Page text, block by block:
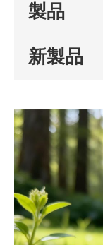
製品
新製品